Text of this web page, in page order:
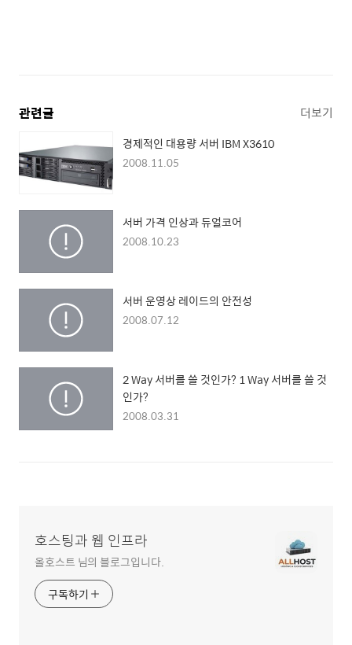
관련글 더보기
경제적인 대용량 서버 IBM X3610
2008.11.05
서버 가격 인상과 듀얼코어
2008.10.23
서버 운영상 레이드의 안전성
2008.07.12
2 Way 서버를 쓸 것인가? 1 Way 서버를 쓸 것
인가?
2008.03.31
호스팅과 웹 인프라
올호스트 님의 블로그입니다.
구독하기